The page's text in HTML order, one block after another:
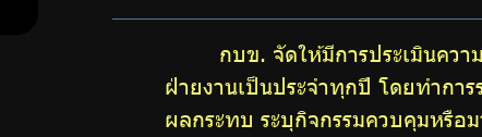
การ
กบข. จัดให้มีการประเมินคว
ฝ่ายงานเป็นประจำทุกปี โดยทำการ
ผลกระทบ ระบุกิจกรรมควบคุมหรือ